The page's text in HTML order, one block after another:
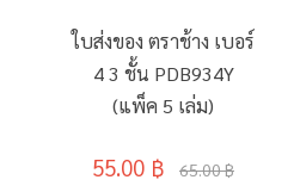
ใบส่งของ ตราช้าง เบอร์
4 3 ชั้น PDB934Y
(แพ็ค 5 เล่ม)
55.00 ฿ 65.00 ฿